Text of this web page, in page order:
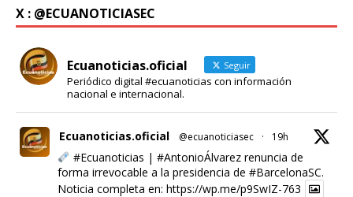
X : @ECUANOTICIASEC
Ecuanoticias.oficial Seguir
Periódico digital #ecuanoticias con información
nacional e internacional.
Ecuanoticias.oficial @ecuanoticiasec · 19h
#Ecuanoticias | #AntonioÁlvarezrenuncia de
forma irrevocable a la presidencia de #BarcelonaSC.
Noticia completa en: https://wp.me/p9SwIZ-763